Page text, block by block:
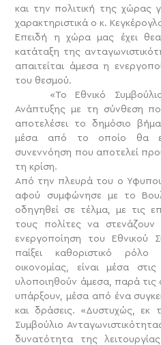
και την πολιτική της χώρας
χαρακτηριστικά ο κ.
Επειδή η χώρα μας έχει
κατάταξη της
απαιτείται άμεσα η
του θεσμού.
«Το Εθνικό Συμβούλιο
Ανάπτυξης με τη σύνθεση
αποτελέσει το δημόσιο
μέσα από το οποίο θα
συνεννόηση που αποτελεί
τη κρίση.
Από την πλευρά του ο
αφού συμφώνησε με το
οδηγηθεί σε τέλμα, με τις
τους πολίτες να στενάζουν
ενεργοποίηση του Εθνικού
παίξει καθοριστικό
οικονομίας, είναι μέσα
υλοποιηθούν άμεσα, παρά τις
υπάρξουν, μέσα από ένα
και δράσεις. «Δυστυχώς, εκ
Συμβούλιο
δυνατότητα της